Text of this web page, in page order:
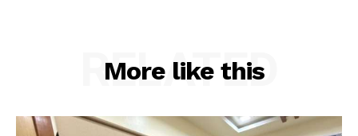
More like this
RELATED